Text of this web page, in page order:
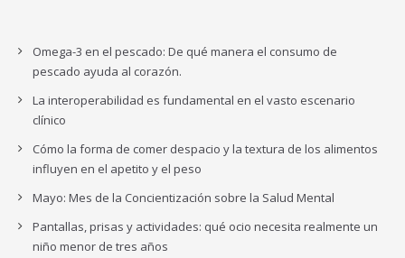
Omega-3 en el pescado: De qué manera el consumo de
pescado ayuda al corazón.
La interoperabilidad es fundamental en el vasto escenario
clínico
Cómo la forma de comer despacio y la textura de los alimentos
influyen en el apetito y el peso
Mayo: Mes de la Concientización sobre la Salud Mental
Pantallas, prisas y actividades: qué ocio necesita realmente un
niño menor de tres años